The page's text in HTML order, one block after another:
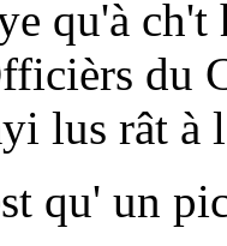
qu'à ch't
du
lus rât à
qu' un